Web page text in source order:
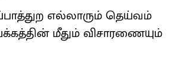
எல்லாரும் தெய்வம்​
மீதும் விசாரணையும்